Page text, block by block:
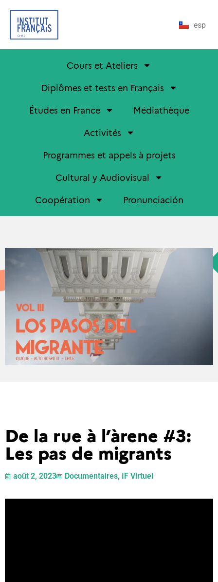
esp
Cours et Ateliers
Diplômes et tests en Français
Études en France
Médiathèque
Activités
Programmes et appels à projets
Cultural y Audiovisual
Coopération
Pronunciación
De la rue à l’àrene #3:
Les pas de migrants
août 2, 2023 Documentaires, IF Virtuel